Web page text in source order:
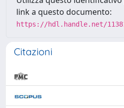
link a questo documento:
https://hdl.handle.net/
Citazioni